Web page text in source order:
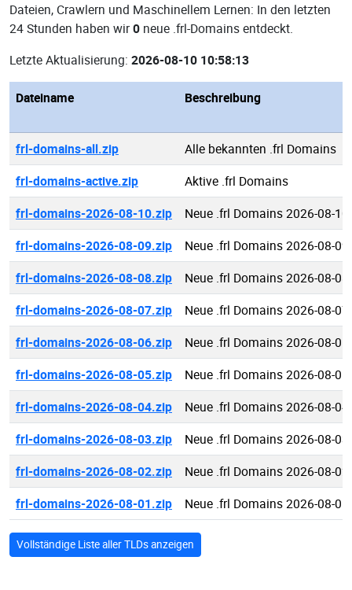
Dateien, Crawlern und Maschinellem Lernen: In den letzten
24 Stunden haben wir0 neue .frl-Domains entdeckt.
Letzte Aktualisierung: 2026-08-10 10:58:13
Dateiname Beschreibung
frl-domains-all.zip
Alle bekannten .frl Domains
frl-domains-active.zip
Aktive .frl Domains
frl-domains-2026-08-10.zip
Neue .frl Domains 2026-08-10
frl-domains-2026-08-09.zip
Neue .frl Domains 2026-08-09
frl-domains-2026-08-08.zip
Neue .frl Domains 2026-08-08
frl-domains-2026-08-07.zip
Neue .frl Domains 2026-08-07
frl-domains-2026-08-06.zip
Neue .frl Domains 2026-08-06
frl-domains-2026-08-05.zip
Neue .frl Domains 2026-08-05
frl-domains-2026-08-04.zip
Neue .frl Domains 2026-08-04
frl-domains-2026-08-03.zip
Neue .frl Domains 2026-08-03
frl-domains-2026-08-02.zip
Neue .frl Domains 2026-08-02
frl-domains-2026-08-01.zip
Neue .frl Domains 2026-08-01
Vollständige Liste aller TLDs anzeigen